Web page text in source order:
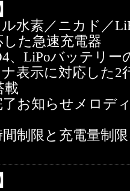
水素／ニカド／
した急速充電器
、LiPoバッテリ
表示に対応した2
載
お知らせメロデ
制限と充電量制